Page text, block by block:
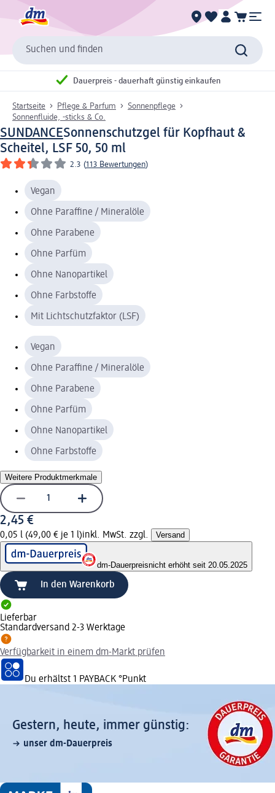
Suchen und finden
Dauerpreis - dauerhaft günstig einkaufen
Startseite Pflege & Parfum
Sonnenpflege
Sonnenfluide, -sticks & Co.
SUNDANCESonnenschutzgel für Kopfhaut &
Scheitel, LSF 50, 50 ml
2.3 (113 Bewertungen)
Vegan
Ohne Paraffine / Mineralöle
Ohne Parabene
Ohne Parfüm
Ohne Nanopartikel
Ohne Farbstoffe
Mit Lichtschutzfaktor (LSF)
Vegan
Ohne Paraffine / Mineralöle
Ohne Parabene
Ohne Parfüm
Ohne Nanopartikel
Ohne Farbstoffe
Weitere Produktmerkmale
2,45 €
0,05 l (49,00 € je 1 l)inkl. MwSt. zzgl. Versand
dm-Dauerpreisnicht erhöht seit 20.05.2025
In den Warenkorb
Lieferbar
Standardversand 2-3 Werktage
Verfügbarkeit in einem dm-Markt prüfen
Du erhältst 1 PAYBACK °Punkt
Gestern, heute, immer günstig:
unser dm-Dauerpreis